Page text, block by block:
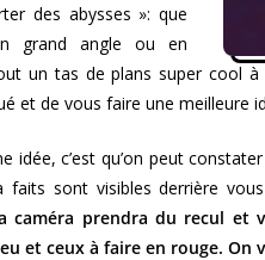
des abysses »: que
grand angle ou en
un tas de plans super cool à
et de vous faire une meilleure
idée, c’est qu’on peut
faits sont visibles derrière
caméra prendra du recul et
et ceux à faire en rouge. On